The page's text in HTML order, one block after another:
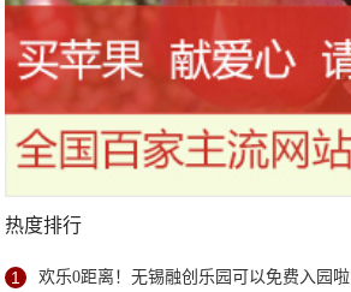
热度排行
1 欢乐0距离！无锡融创乐园可以免费入园啦